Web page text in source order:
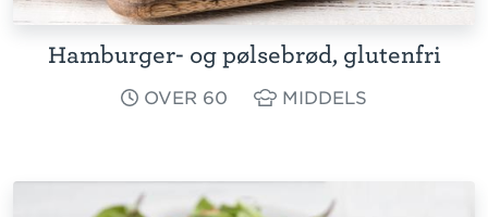
Hamburger- og pølsebrød, glutenfri
OVER 60 MIDDELS